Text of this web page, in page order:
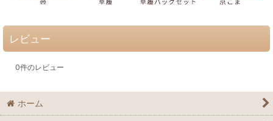
レビュー
0件のレビュー
ホーム